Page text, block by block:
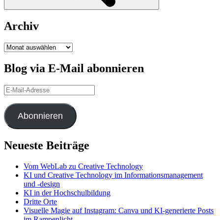
Archiv
Archiv
Blog via E-Mail abonnieren
E-
Mail-
Adresse
Abonnieren
Neueste Beiträge
Vom WebLab zu Creative Technology
KI und Creative Technology im Informationsmanagement
und -design
KI in der Hochschulbildung
Dritte Orte
Visuelle Magie auf Instagram: Canva und KI-generierte Posts